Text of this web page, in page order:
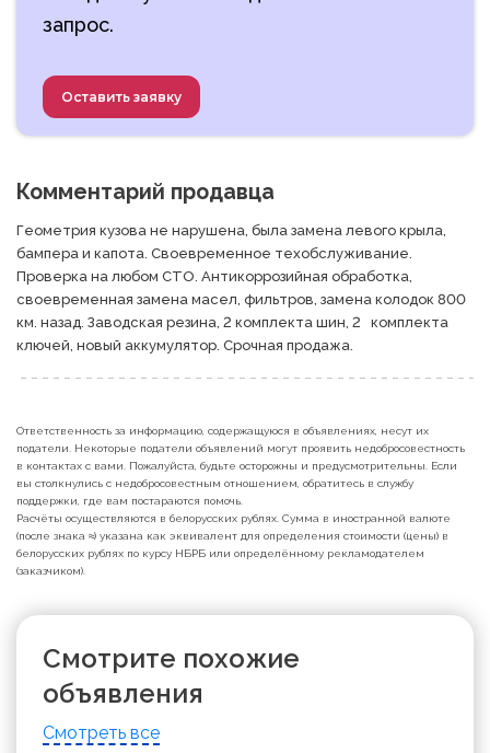
запрос.
Оставить заявку
Комментарий продавца
Геометрия кузова не нарушена, была замена левого крыла,
бампера и капота. Своевременное техобслуживание.
Проверка на любом СТО. Антикоррозийная обработка,
своевременная замена масел, фильтров, замена колодок 800
км. назад. Заводская резина, 2 комплекта шин, 2   комплекта
ключей, новый аккумулятор. Срочная продажа.
Ответственность за информацию, содержащуюся в объявлениях, несут их
податели. Некоторые податели объявлений могут проявить недобросовестность
в контактах с вами. Пожалуйста, будьте осторожны и предусмотрительны. Если
вы столкнулись с недобросовестным отношением, обратитесь в службу
поддержки, где вам постараются помочь.
Расчёты осуществляются в белорусских рублях. Сумма в иностранной валюте
(после знака ≈) указана как эквивалент для определения стоимости (цены) в
белорусских рублях по курсу НБРБ или определённому рекламодателем
(заказчиком).
Смотрите похожие
объявления
Смотреть все